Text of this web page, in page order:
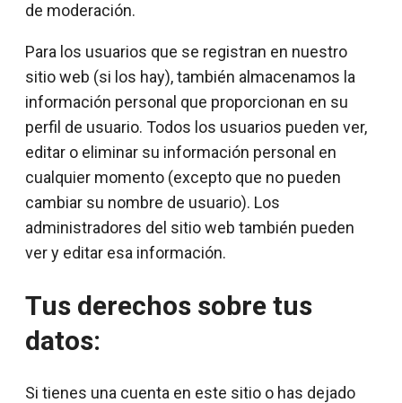
de moderación.
Para los usuarios que se registran en nuestro
sitio web (si los hay), también almacenamos la
información personal que proporcionan en su
perfil de usuario. Todos los usuarios pueden ver,
editar o eliminar su información personal en
cualquier momento (excepto que no pueden
cambiar su nombre de usuario). Los
administradores del sitio web también pueden
ver y editar esa información.
Tus derechos sobre tus
datos:
Si tienes una cuenta en este sitio o has dejado